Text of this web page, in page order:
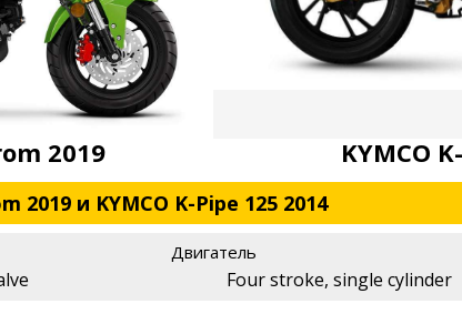
2019 KYMCO
2019 и KYMCO K-Pipe 125 2014
Двигатель
Four stroke, single cylinder